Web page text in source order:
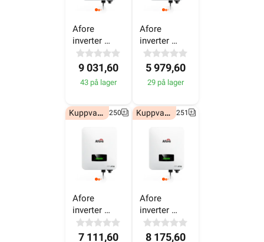
inverter
9 031,60
43 på lager
inverter
5 979,60
29 på lager
Afore
inverter
Kuppvare!
6607250
7 111,60
29 på lager
Afore
inverter
Kuppvare!
6607251
8 175,60
35 på lager